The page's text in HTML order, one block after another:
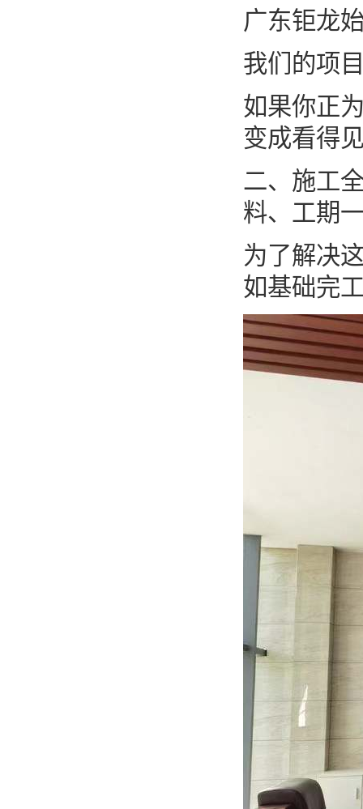
广东钜龙
我们的项
如果你正
变成看得
二、施工
料、工期
为了解决
如基础完